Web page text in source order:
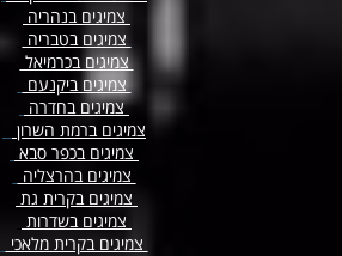
צמיגים בנהריה
צמיגים בטבריה
צמיגים בכרמיאל
צמיגים ביקנעם
צמיגים בחדרה
צמיגים ברמת השרון
צמיגים בכפר סבא
צמיגים בהרצליה
צמיגים בקרית גת
צמיגים בשדרות
צמיגים בקרית מלאכי